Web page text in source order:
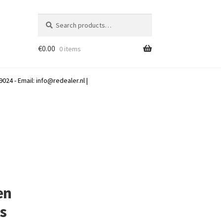
for:
€0.00 0 items
- Email: info@redealer.nl|